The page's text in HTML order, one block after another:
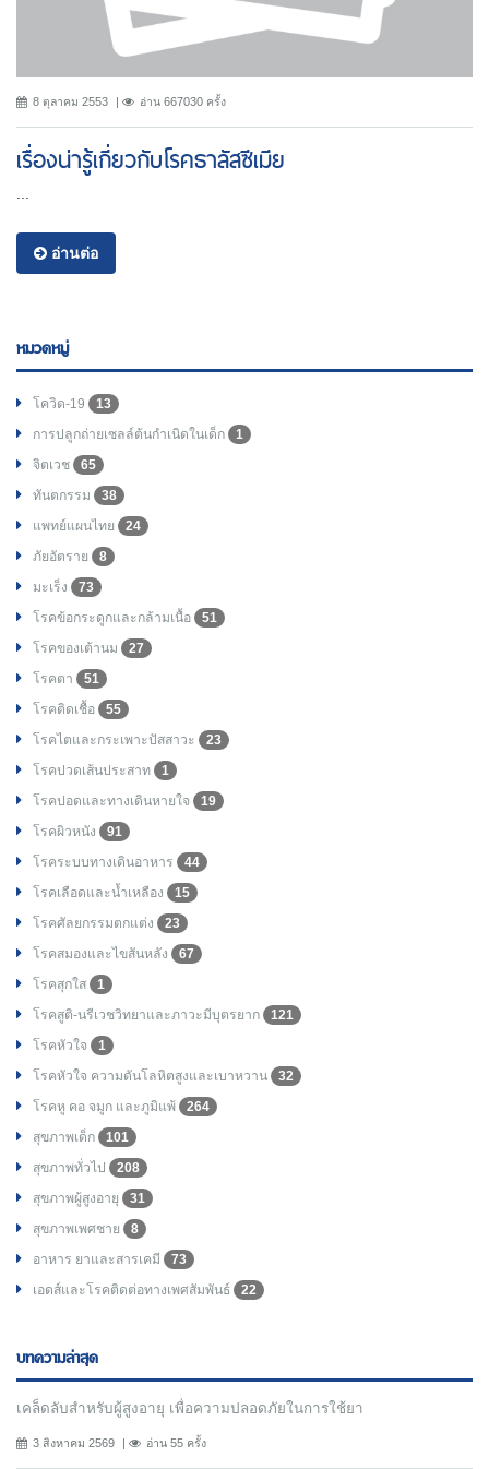
8 ตุลาคม 2553 อ่าน 667030 ครั้ง
เรื่องน่ารู้เกี่ยวกับโรคธาลัสซีเมีย
อ่านต่อ
หมวดหมู่
โควิด-19
13
การปลูกถ่ายเซลล์ต้นกำเนิดในเด็ก
1
จิตเวช
65
ทันตกรรม
38
แพทย์แผนไทย
24
ภัยอัตราย
8
มะเร็ง
73
โรคข้อกระดูกและกล้ามเนื้อ
51
โรคของเต้านม
27
โรคตา
51
โรคติดเชื้อ
55
โรคไตและกระเพาะปัสสาวะ
23
โรคปวดเส้นประสาท
1
โรคปอดและทางเดินหายใจ
19
โรคผิวหนัง
91
โรคระบบทางเดินอาหาร
44
โรคเลือดและน้ำเหลือง
15
โรคศัลยกรรมตกแต่ง
23
โรคสมองและไขสันหลัง
67
โรคสุกใส
1
โรคสูติ-นรีเวชวิทยาและภาวะมีบุตรยาก
121
โรคหัวใจ
1
โรคหัวใจ ความดันโลหิตสูงและเบาหวาน
32
โรคหู คอ จมูก และภูมิแพ้
264
สุขภาพเด็ก
101
สุขภาพทั่วไป
208
สุขภาพผู้สูงอายุ
31
สุขภาพเพศชาย
8
อาหาร ยาและสารเคมี
73
เอดส์และโรคติดต่อทางเพศสัมพันธ์
22
บทความล่าสุด
เคล็ดลับสำหรับผู้สูงอายุ เพื่อความปลอดภัยในการใช้ยา
3 สิงหาคม 2569 อ่าน 55 ครั้ง